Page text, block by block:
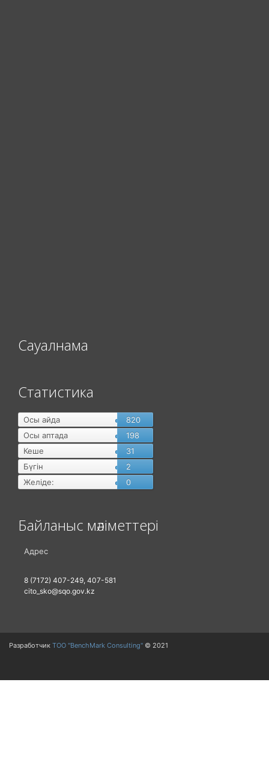
Сауалнама
Статистика
Осы айда
820
Осы аптада
198
Кеше
31
Бүгін
2
Желіде:
0
Байланыс мәліметтері
Адрес
8 (7172) 407-249, 407-581
cito_sko@sqo.gov.kz
Разработчик ТОО "BenchMark Consulting" © 2021